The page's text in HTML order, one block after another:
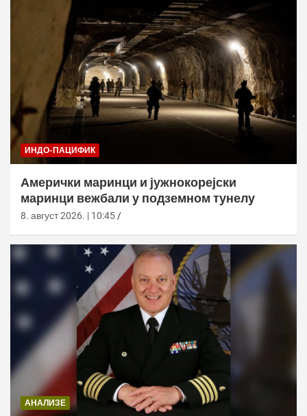
ИНДО-ПАЦИФИК
Амерички маринци и јужнокорејски
маринци вежбали у подземном тунелу
8. август 2026. | 10:45
АНАЛИЗЕ